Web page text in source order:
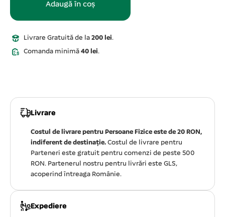
Adaugă în coș
Livrare Gratuită de la 200 lei.
Comanda minimă 40 lei.
Livrare
Costul de livrare pentru Persoane Fizice este de 20 RON,
indiferent de destinație. Costul de livrare pentru
Parteneri este gratuit pentru comenzi de peste 500
RON. Partenerul nostru pentru livrări este GLS,
acoperind întreaga Românie.
Expediere